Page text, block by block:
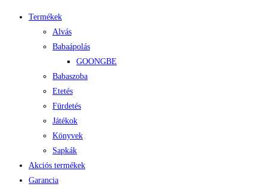
Termékek
Alvás
Babaápolás
GOONGBE
Babaszoba
Etetés
Fürdetés
Játékok
Könyvek
Sapkák
Akciós termékek
Garancia